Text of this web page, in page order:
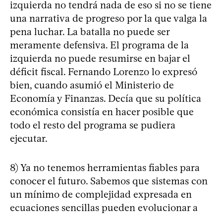
izquierda no tendrá nada de eso si no se tiene
una narrativa de progreso por la que valga la
pena luchar. La batalla no puede ser
meramente defensiva. El programa de la
izquierda no puede resumirse en bajar el
déficit fiscal. Fernando Lorenzo lo expresó
bien, cuando asumió el Ministerio de
Economía y Finanzas. Decía que su política
económica consistía en hacer posible que
todo el resto del programa se pudiera
ejecutar.
8) Ya no tenemos herramientas fiables para
conocer el futuro. Sabemos que sistemas con
un mínimo de complejidad expresada en
ecuaciones sencillas pueden evolucionar a